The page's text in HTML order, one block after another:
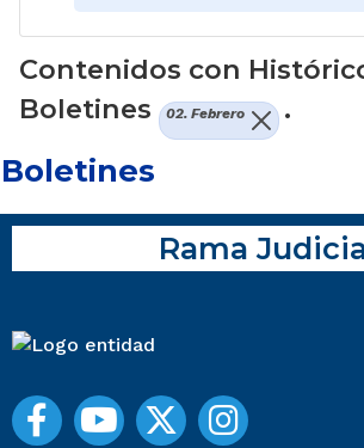
Contenidos con
Boletines
02. Febrero .
Boletines
Rama